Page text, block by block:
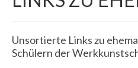
AUSBILDUNG
LINKS
LOGIN
Unsortierte Links zu
Schülern der